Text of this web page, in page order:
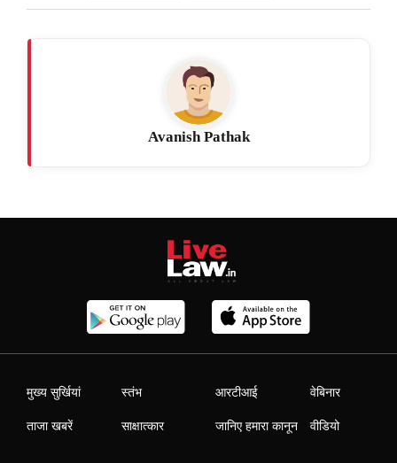
Avanish Pathak
मुख्य सुर्खियां
ताजा खबरें
स्तंभ
साक्षात्कार
आरटीआई
जानिए हमारा कानून
वेबिनार
वीडियो